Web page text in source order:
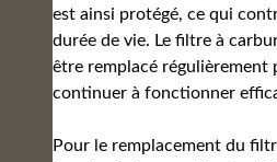
est ainsi protégé, ce qui
durée de vie. Le filtre à
être remplacé régulièrement
continuer à fonctionner
Pour le remplacement du